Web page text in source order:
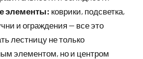
элементы: коврики, подсветка,
и ограждения — все это
лестницу не только
элементом, но и центром